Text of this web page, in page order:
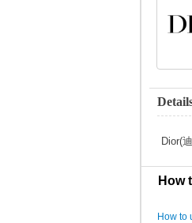
Dior(
How
How to